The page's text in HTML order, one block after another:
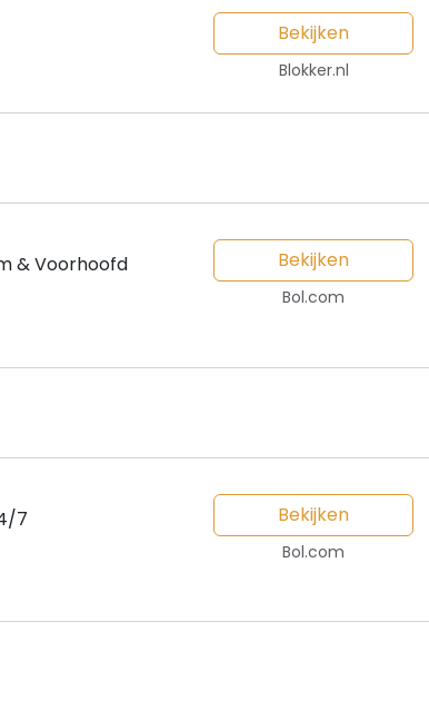
Bekijken
Blokker.nl
& Voorhoofd Bekijken
Bol.com
7 Bekijken
Bol.com